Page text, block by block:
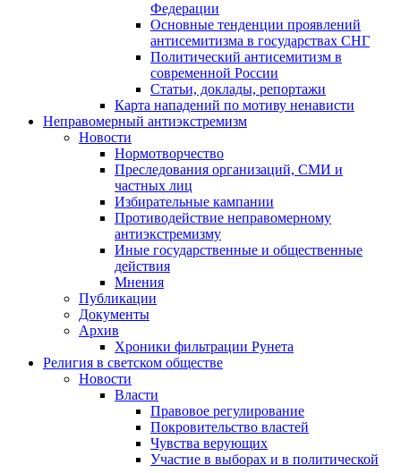
Федерации
Основные тенденции проявлений
антисемитизма в государствах СНГ
Политический антисемитизм в
современной России
Статьи, доклады, репортажи
Карта нападений по мотиву ненависти
Неправомерный антиэкстремизм
Новости
Нормотворчество
Преследования организаций, СМИ и
частных лиц
Избирательные кампании
Противодействие неправомерному
антиэкстремизму
Иные государственные и общественные
действия
Мнения
Публикации
Документы
Архив
Хроники фильтрации Рунета
Религия в светском обществе
Новости
Власти
Правовое регулирование
Покровительство властей
Чувства верующих
Участие в выборах и в политической